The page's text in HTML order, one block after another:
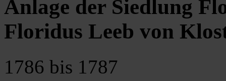
Anlage der Siedlung
Floridus Leeb von
1786 bis 1787